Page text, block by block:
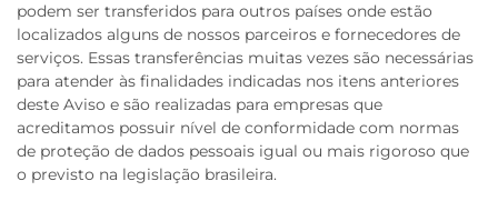
podem ser transferidos para outros países onde estão
localizados alguns de nossos parceiros e fornecedores de
serviços. Essas transferências muitas vezes são necessárias
para atender às finalidades indicadas nos itens anteriores
deste Aviso e são realizadas para empresas que
acreditamos possuir nível de conformidade com normas
de proteção de dados pessoais igual ou mais rigoroso que
o previsto na legislação brasileira.